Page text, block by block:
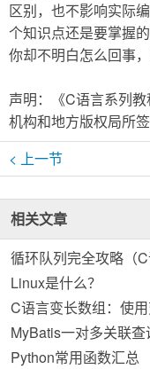
区别，也不影响实际
个知识点还是要掌握
你却不明白怎么回事，
声明：《C语言系列
机构和地方版权局所
< 上一节
相关文章
循环队列完全攻略（C
Linux是什么？
C语言变长数组：使
MyBatis一对多关联查
Python常用函数汇总